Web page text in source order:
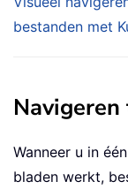
bestanden met
Wanneer u in
bladen werkt,